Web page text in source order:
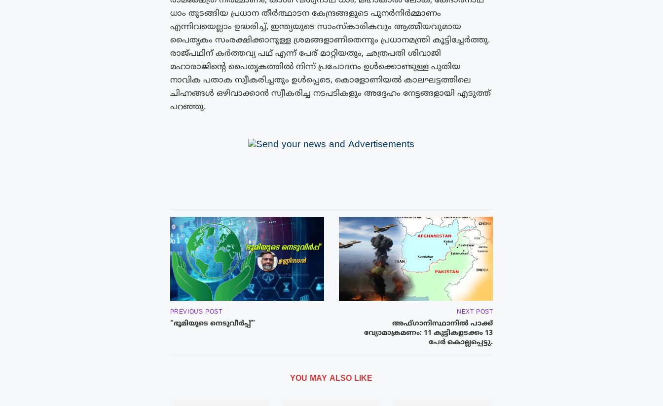
ധാം തുടങ്ങിയ പ്രധാന തീർത്ഥാടന കേന്ദ്രങ്ങളുടെ പുനർനിർമ്മാണം
എന്നിവയെല്ലാം ഉദ്ധരിച്ച്, ഇന്ത്യയുടെ സാംസ്‌കാരികവും ആത്മീയവുമായ
പൈതൃകം സംരക്ഷിക്കാനുള്ള ശ്രമങ്ങളാണിതെന്നും പ്രധാനമന്ത്രി കൂട്ടിച്ചേർത്തു.
രാജ്പഥിന് കർത്തവ്യ പഥ് എന്ന് പേര് മാറ്റിയതും, ഛത്രപതി ശിവാജി
മഹാരാജിന്റെ പൈതൃകത്തിൽ നിന്ന് പ്രചോദനം ഉൾക്കൊണ്ടുള്ള പുതിയ
നാവിക പതാക സ്വീകരിച്ചതും ഉൾപ്പെടെ, കൊളോണിയൽ കാലഘട്ടത്തിലെ
ചിഹ്നങ്ങൾ ഒഴിവാക്കാൻ സ്വീകരിച്ച നടപടികളും അദ്ദേഹം നേട്ടങ്ങളായി എടുത്ത്
പറഞ്ഞു.
PREVIOUS POST
“ഭൂമിയുടെ നെടുവീർപ്പ്”
NEXT POST
അഫ്ഗാനിസ്ഥാനിൽ പാക്ക്
വ്യോമാക്രമണം: 11 കുട്ടികളടക്കം 13
പേർ കൊല്ലപ്പെട്ടു.
YOU MAY ALSO LIKE